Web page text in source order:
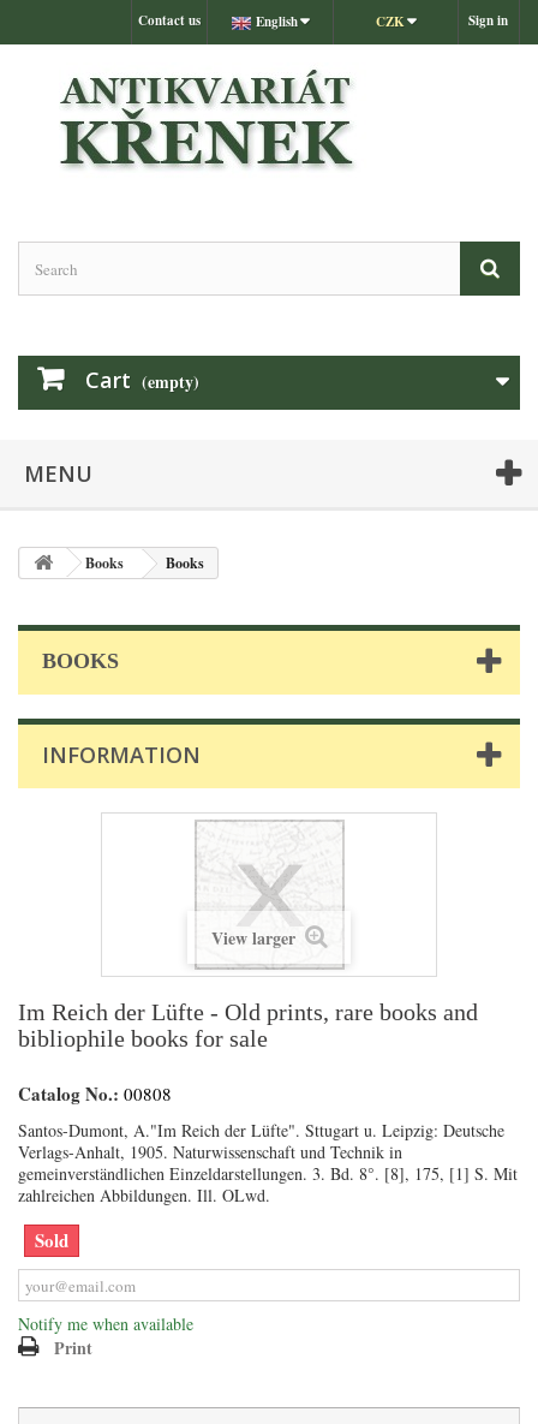
Sign in
CZK
English
Contact us
Cart (empty)
MENU
Books Books
BOOKS
INFORMATION
View larger
Im Reich der Lüfte - Old prints, rare books and
bibliophile books for sale
Catalog No.: 00808
Santos-Dumont, A."Im Reich der Lüfte". Sttugart u. Leipzig: Deutsche
Verlags-Anhalt, 1905. Naturwissenschaft und Technik in
gemeinverständlichen Einzeldarstellungen. 3. Bd. 8°. [8], 175, [1] S. Mit
zahlreichen Abbildungen. Ill. OLwd.
Sold
Notify me when available
Print